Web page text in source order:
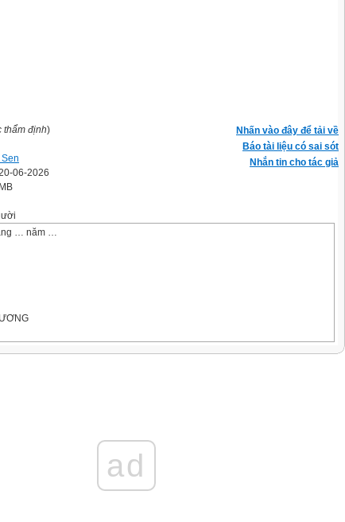
Nhấn vào đây để tải về
Báo tài liệu có sai sót
Nhắn tin cho tác giả
thẩm định)
06-2026
… năm …
ad